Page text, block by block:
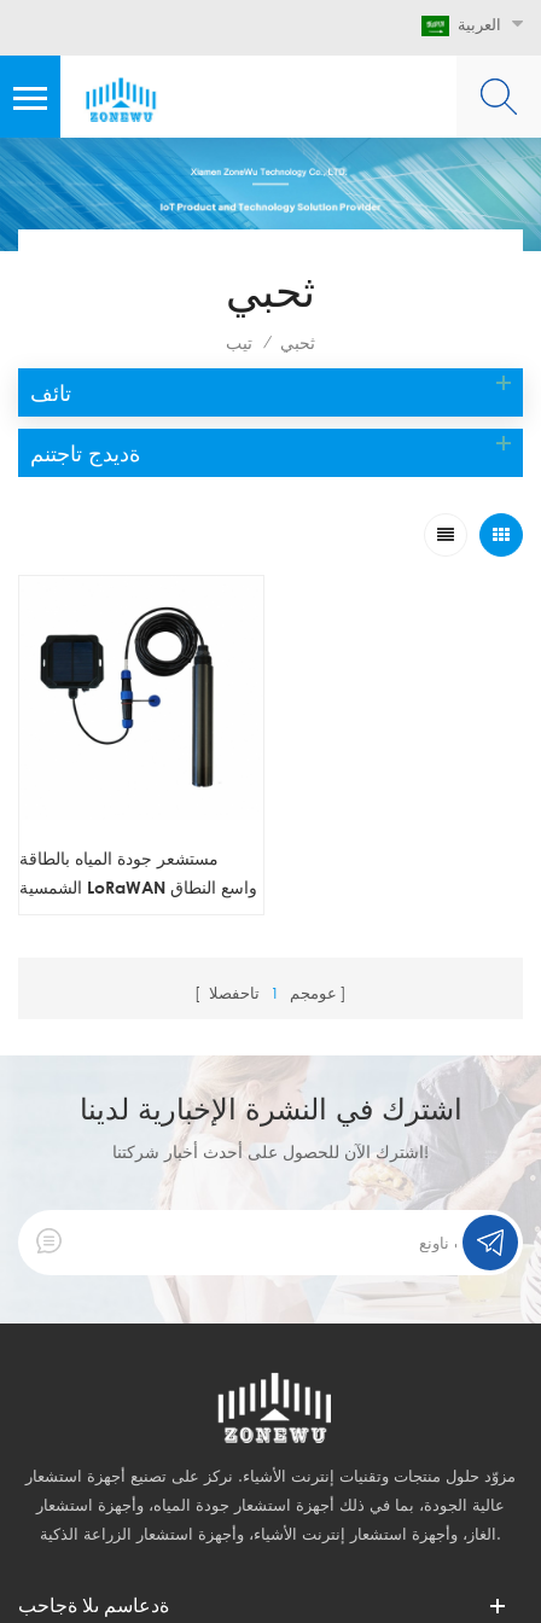
العربية
ثحبي
تيب / ثحبي
تائف
ةديدج تاجتنم
مستشعر جودة المياه بالطاقة
الشمسية LoRaWAN واسع النطاق
عومجم 1 تاحفصلا
اشترك في النشرة الإخبارية لدينا
اشترك الآن للحصول على أحدث أخبار شركتنا!
مزوّد حلول منتجات وتقنيات إنترنت الأشياء. نركز على تصنيع أجهزة استشعار
عالية الجودة، بما في ذلك أجهزة استشعار جودة المياه، وأجهزة استشعار
الغاز، وأجهزة استشعار إنترنت الأشياء، وأجهزة استشعار الزراعة الذكية.
ةدعاسم ىلا ةجاحب